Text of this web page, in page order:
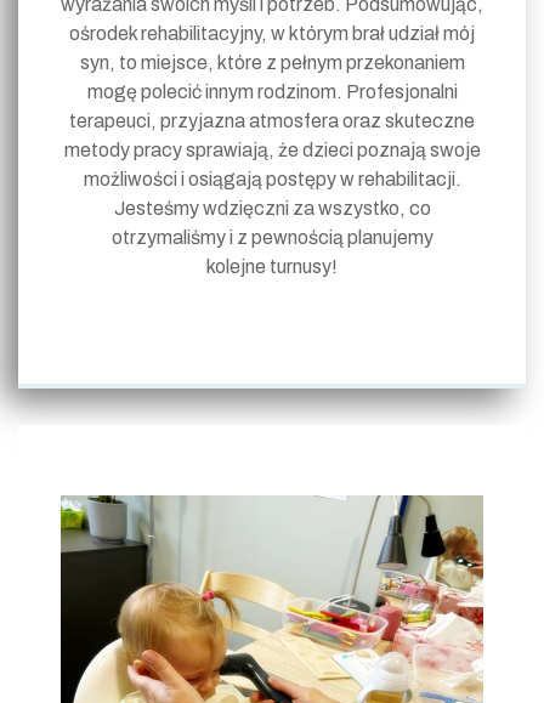
wyrażania swoich myśli i potrzeb. Podsumowując,
ośrodek rehabilitacyjny, w którym brał udział mój
syn, to miejsce, które z pełnym przekonaniem
mogę polecić innym rodzinom. Profesjonalni
terapeuci, przyjazna atmosfera oraz skuteczne
metody pracy sprawiają, że dzieci poznają swoje
możliwości i osiągają postępy w rehabilitacji.
Jesteśmy wdzięczni za wszystko, co
otrzymaliśmy i z pewnością planujemy
kolejne turnusy!